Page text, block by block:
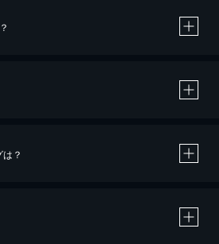
ジットカード決済による作品の購入 / レンタルです。
？